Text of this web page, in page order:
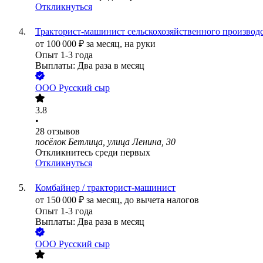
Откликнуться
Тракторист-машинист сельскохозяйственного
от 100 000 ₽ за месяц, на руки
Опыт 1-3 года
Выплаты: Два раза в месяц
ООО Русский сыр
3.8
•
28 отзывов
посёлок Бетлица, улица Ленина, 30
Откликнитесь среди первых
Откликнуться
Комбайнер / тракторист-машинист
от 150 000 ₽ за месяц, до вычета налогов
Опыт 1-3 года
Выплаты: Два раза в месяц
ООО Русский сыр